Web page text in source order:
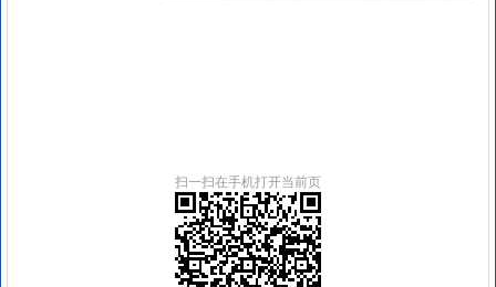
扫一扫在手机打开当前页